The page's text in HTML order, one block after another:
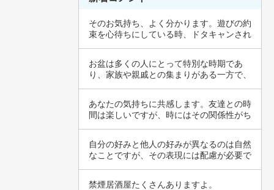
そのお気持ち、よく分かります。遊びの約
束を心待ちにしている時、ドタキャンされ
お盆は多くの人にとって特別な時期であ
り、家族や親戚との集まりがある一方で、
あなたの気持ちに共感します。友達との時
間は楽しいですが、時にはその関係性がち
自分の好みと他人の好みが異なるのは自然
なことですが、その表現には配慮が必要で
禁煙居酒屋たくさんありますよ。